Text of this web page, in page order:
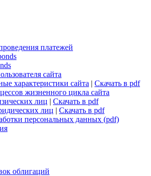
платежей
сайта
характеристики сайта | Скачать в pdf
жизненного цикла сайта
лиц | Скачать в pdf
лиц | Скачать в pdf
персональных данных (pdf)
облигаций